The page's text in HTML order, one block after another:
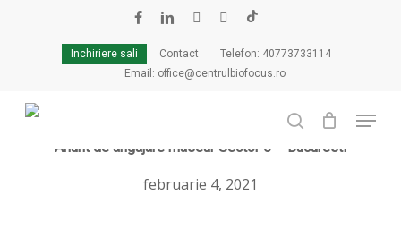
Inchiriere sali
Contact
Telefon: 40773733114
Email: office@centrulbiofocus.ro
search
Menu
Cart
Anunt de angajare maseur Sector 5 – Bucuresti
februarie 4, 2021